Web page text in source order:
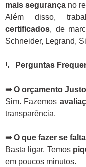
mais segurança no
Além disso,
certificados, de
Schneider, Legrand,
💬 Perguntas
➡ O orçamento
Sim. Fazemos
transparência.
➡ O que fazer se
Basta ligar. Temos
em poucos minutos.